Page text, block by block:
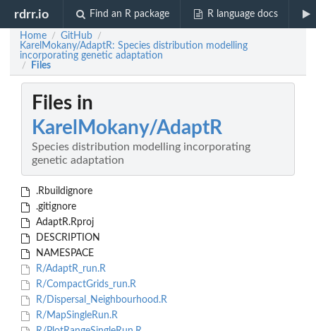
rdrr.io Find an R package R language docs
Home / GitHub /
KarelMokany/AdaptR: Species distribution modelling
incorporating genetic adaptation
/ Files
Files in
KarelMokany/AdaptR
Species distribution modelling incorporating
genetic adaptation
.Rbuildignore
.gitignore
AdaptR.Rproj
DESCRIPTION
NAMESPACE
R/AdaptR_run.R
R/CompactGrids_run.R
R/Dispersal_Neighbourhood.R
R/MapSingleRun.R